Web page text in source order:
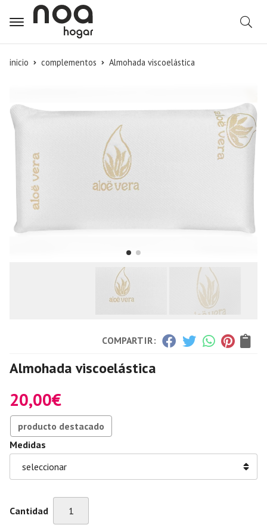
inicio complementos Almohada viscoelástica
COMPARTIR:
Almohada viscoelástica
20,00€
producto destacado
Medidas
Cantidad